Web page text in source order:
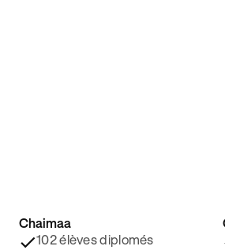
4.8/5 ⭐️
Chaimaa
102 élèves diplomés